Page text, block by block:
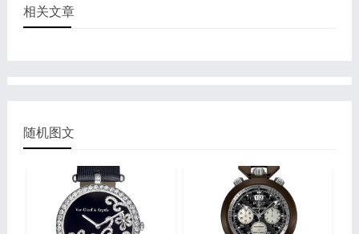
相关文章
随机图文